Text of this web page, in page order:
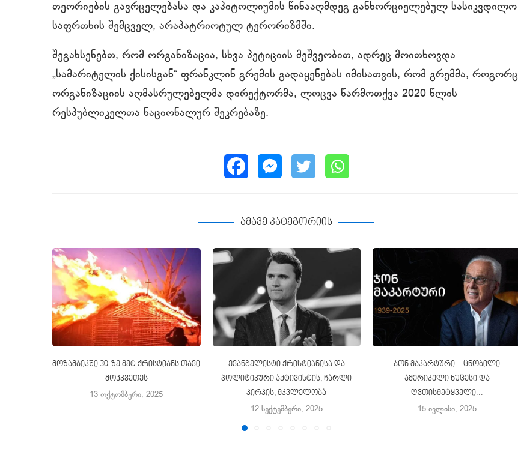
თეორიების გავრცელებასა და კაპიტოლიუმის წინააღმდეგ განხორციელებულ სასიკვდილო
საფრთხის შემცველ, არაპატრიოტულ ტერორიზმში.
შეგახსენებთ, რომ ორგანიზაცია, სხვა პეტიციის მეშვეობით, ადრეც მოითხოვდა
„სამარიტელის ქისისგან“ ფრანკლინ გრემის გადაყენებას იმისათვის, რომ გრემმა, როგორც
ორგანიზაციის აღმასრულებელმა დირექტორმა, ლოცვა წარმოთქვა 2020 წლის
რესპუბლიკელთა ნაციონალურ შეკრებაზე.
ამავე კატეგორიის
მოზამბიკში 30-ზე მეტ ქრისტიანს თავი
მოჰკვეთეს
13 ოქტომბერი, 2025
ევანგელისტი ქრისტიანისა და
პოლიტიკური აქტივისტის, ჩარლი
კირკის, მკვლელობა
12 სექტემბერი, 2025
ჯონ მაკარტური − ცნობილი
ამერიკელი ხუცესი და
ღვთისმეტყველი...
15 ივლისი, 2025